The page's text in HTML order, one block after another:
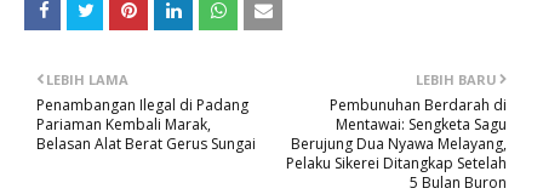
LEBIH BARU
Pembunuhan Berdarah di
Mentawai: Sengketa Sagu
Berujung Dua Nyawa Melayang,
Pelaku Sikerei Ditangkap Setelah
5 Bulan Buron
LEBIH LAMA
Penambangan Ilegal di Padang
Pariaman Kembali Marak,
Belasan Alat Berat Gerus Sungai